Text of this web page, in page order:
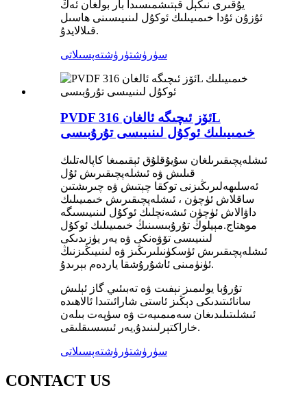
يۇقىرى نىكېل قېتىشمىسىدا بار بولغان ئەڭ
ئۇزۇن ئۇدا خىمىيىلىك ئوكۇل لىنىيىسىنى ھاسىل
قىلالايدۇ.
سۈرۈشتۈرۈشتەپسىلاتى
PVDF ئۆز ئىچىگە ئالغان 316L
خىمىيىلىك ئوكۇل لىنىيىسى تۇرۇبىسى
ئىشلەپچىقىرىلغان سۇيۇقلۇق ئېقىمىغا كاپالەتلىك
قىلىش ۋە ئىشلەپچىقىرىش ئۇل
ئەسلىھەلىرىڭىزنى توكقا چېتىش ۋە چىرىشتىن
ساقلاش ئۈچۈن ، ئىشلەپچىقىرىش خىمىيىلىك
داۋالاش ئۈچۈن ئىشەنچلىك ئوكۇل لىنىيىسىگە
موھتاج.مېيلوڭ تۇرۇبىسىنىڭ خىمىيىلىك ئوكۇل
لىنىيىسى تۆۋەنكى ۋە يەر يۈزىدىكى
ئىشلەپچىقىرىش ئۈسكۈنىلىرىڭىز ۋە لىنىيىڭىزنىڭ
ئۈنۈمىنى ئاشۇرۇشقا ياردەم بېرىدۇ.
تۇرۇبا يولىمىز نېفىت ۋە تەبىئىي گاز ئېلىش
سانائىتىدىكى دېڭىز ئاستى شارائىتىدا ئالاھىدە
ئىشلىتىلىدىغان سەمىمىيەت ۋە سۈپەت بىلەن
خاراكتېرلىنىدۇ, يەر ئىسسىقلىقى.
سۈرۈشتۈرۈشتەپسىلاتى
CONTACT US